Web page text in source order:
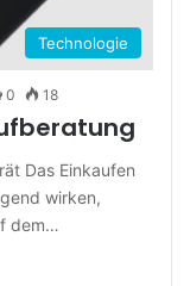
Technologie
0 18
Das Einkaufen
wirken,
dem…